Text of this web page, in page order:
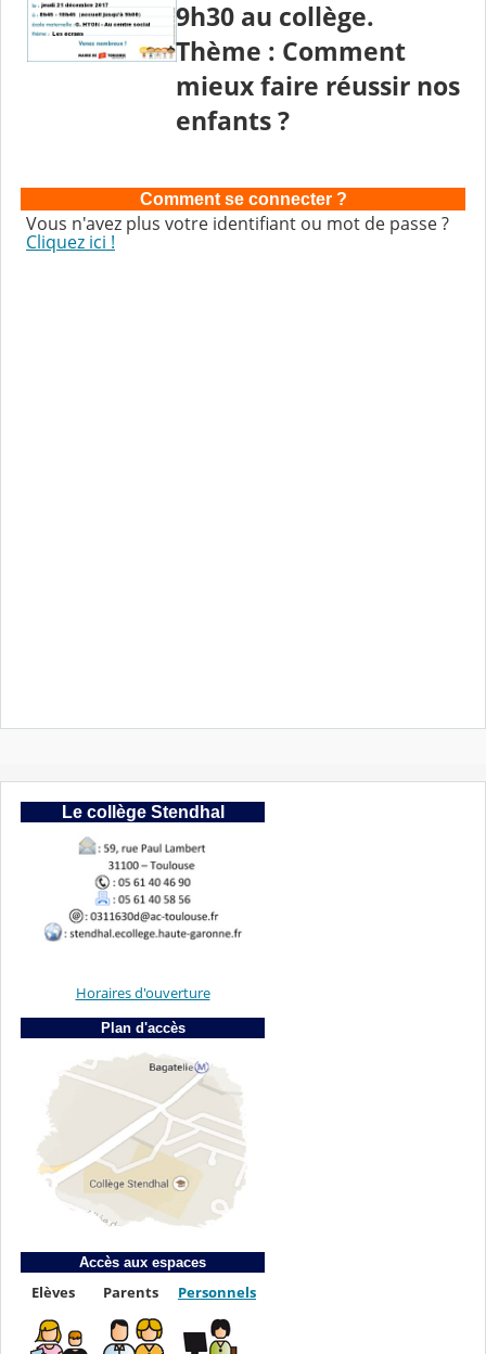
9h30 au collège.
Thème : Comment
mieux faire réussir nos
enfants ?
Comment se connecter ?
Vous n'avez plus votre identifiant ou mot de passe ?
Cliquez ici !
Le collège Stendhal
Horaires d'ouverture
Plan d'accès
Accès aux espaces
Elèves Parents Personnels